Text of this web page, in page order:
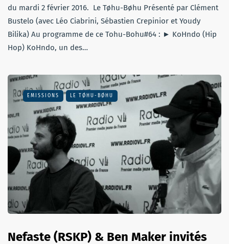
du mardi 2 février 2016. Le Tøhu-Bøhu Présenté par Clément
Bustelo (avec Léo Ciabrini, Sébastien Crepinior et Youdy
Bilika) Au programme de ce Tohu-Bohu#64 : ► KoHndo (Hip
Hop) KoHndo, un des…
EMISSIONS LE TØHU-BØHU
Nefaste (RSKP) & Ben Maker invités